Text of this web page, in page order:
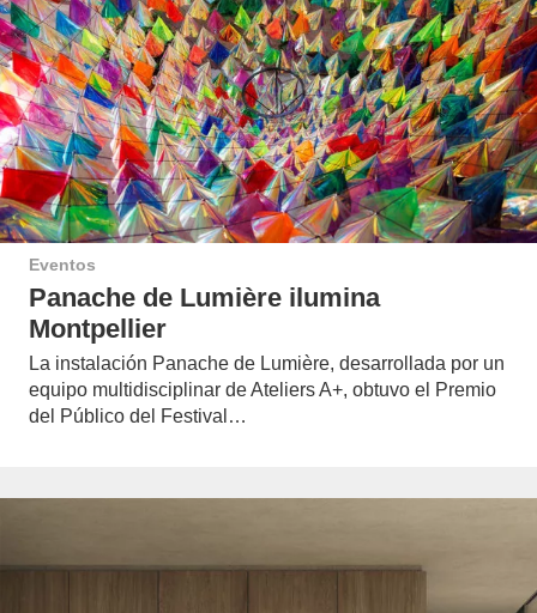
Eventos
Panache de Lumière ilumina
Montpellier
La instalación Panache de Lumière, desarrollada por un
equipo multidisciplinar de Ateliers A+, obtuvo el Premio
del Público del Festival…